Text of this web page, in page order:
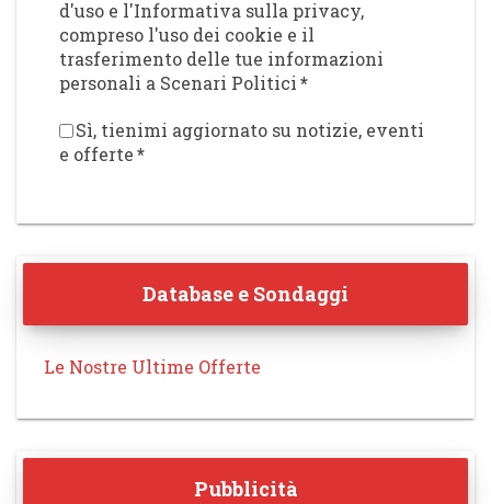
d'uso e l'Informativa sulla privacy,
compreso l'uso dei cookie e il
trasferimento delle tue informazioni
personali a Scenari Politici*
Sì, tienimi aggiornato su notizie, eventi
e offerte*
Database e Sondaggi
Le Nostre Ultime Offerte
Pubblicità